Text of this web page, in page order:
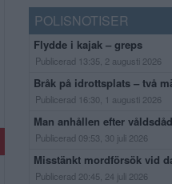
POLISNOTISER
Flydde i kajak – greps
Publicerad 13:35, 2 augusti 2026
Bråk på idrottsplats – två
Publicerad 16:30, 1 augusti 2026
Man anhållen efter
Publicerad 09:53, 30 juli 2026
Misstänkt mordförsök vid
Publicerad 20:45, 24 juli 2026